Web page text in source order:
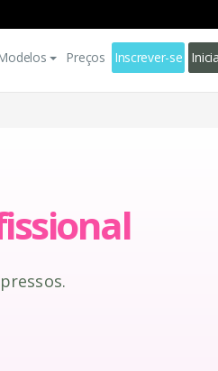
Preços Inscrever-se